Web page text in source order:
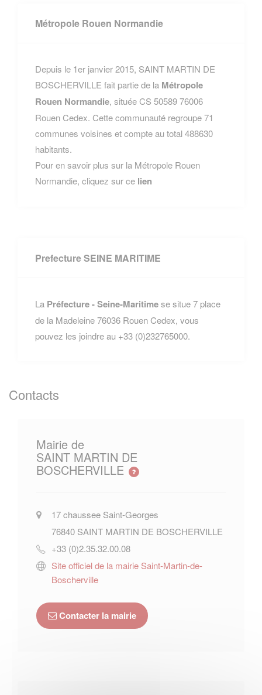
Métropole Rouen Normandie
Depuis le 1er janvier 2015, SAINT MARTIN DE
BOSCHERVILLE fait partie de la Métropole
Rouen Normandie, située CS 50589 76006
Rouen Cedex. Cette communauté regroupe 71
communes voisines et compte au total 488630
habitants.
Pour en savoir plus sur la Métropole Rouen
Normandie, cliquez sur ce lien
Prefecture SEINE MARITIME
La Préfecture - Seine-Maritimese situe 7 place
de la Madeleine 76036 Rouen Cedex, vous
pouvez les joindre au +33 (0)232765000.
Contacts
Mairie de
SAINT MARTIN DE
BOSCHERVILLE
17 chaussee Saint-Georges
76840 SAINT MARTIN DE BOSCHERVILLE
+33 (0)2.35.32.00.08
Site officiel de la mairie Saint-Martin-de-
Boscherville
Contacter la mairie